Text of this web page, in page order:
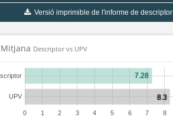
Versió imprimible de l'informe de descriptor
Mitjana Descriptor vs UPV
0 1 2 3 4 5 6 7 8
UPV